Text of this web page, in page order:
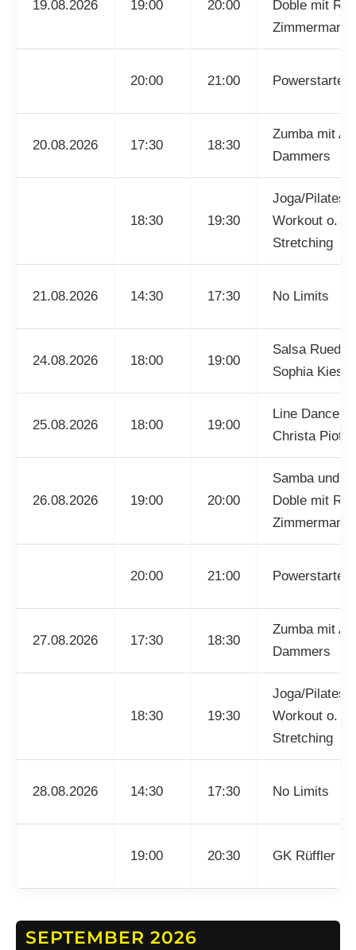
19.08.2026 19:00 20:00
Doble mit R.
Zimmermann
20:00 21:00 Powerstarter
20.08.2026 17:30 18:30
Zumba mit
Dammers
18:30 19:30
Joga/Pilates/
Workout o.
Stretching
21.08.2026 14:30 17:30 No Limits
24.08.2026 18:00 19:00
Salsa Rueda
Sophia Kiesel
25.08.2026 18:00 19:00
Line Dance
Christa
26.08.2026 19:00 20:00
Samba und
Doble mit R.
Zimmermann
20:00 21:00 Powerstarter
27.08.2026 17:30 18:30
Zumba mit
Dammers
18:30 19:30
Joga/Pilates/
Workout o.
Stretching
28.08.2026 14:30 17:30 No Limits
19:00 20:30 GK Rüffler
SEPTEMBER 2026